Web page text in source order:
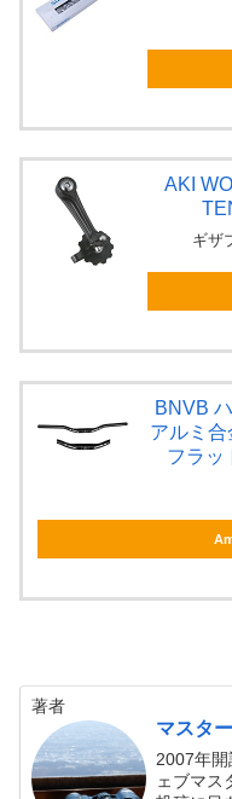
AKI
ギザ
BNVB
アルミ
フラッ
著者
マスター
2007年
ェブマス